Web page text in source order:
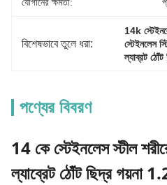
বিশেষভাবে তুলে ধরা:
14k
স্টেইনলেস
ল্যাব্রট ঠোঁট
পণ্যের বিবরণ
14 কে স্টেইনলেস স্টীল
ল্যাব্রেট ঠোঁট ছিদ্র গয়না